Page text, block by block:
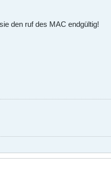
den ruf des MAC endgültig!